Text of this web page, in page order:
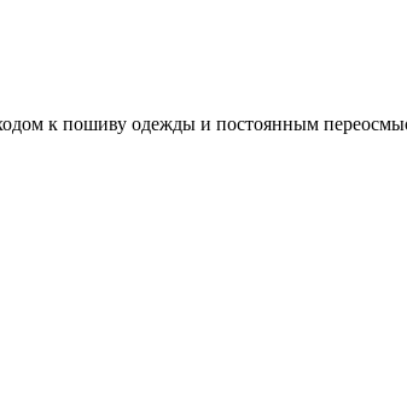
к пошиву одежды и постоянным